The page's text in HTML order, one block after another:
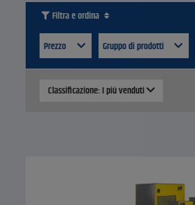
Filtra e ordina
Prezzo
Gruppo di prodotti
Classificazione: I piú venduti